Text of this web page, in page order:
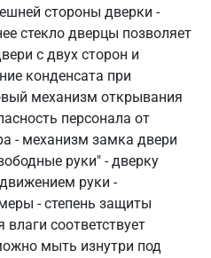
стороны дверки -
стекло дверцы позволяет
с двух сторон и
конденсата при
механизм открывания
персонала от
- механизм замка двери
руки" - дверку
руки -
- степень защиты
соответствует
мыть изнутри под